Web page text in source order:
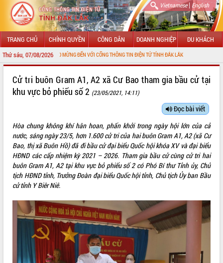
Vietnamese| English
TRANG CHỦ CHÍNH QUYỀN CÔNG DÂN DOANH NGHIỆP DU KHÁCH
Thứ sáu, 07/08/2026
CHÀO MỪNG ĐẾN VỚI CỔNG THÔNG TIN ĐIỆN TỬ TỈNH ĐẮK LẮK
LÃNH ĐẠO UBND TỈNH
SỞ, BAN, NGÀNH
UBND CÁC XÃ, PHƯỜNG
THÔNG TIN CHỈ ĐẠO ĐIỀU HÀNH
VĂN BẢN HĐND TỈNH
ĐIỂM TIN VĂN BẢN
QUY HOẠCH - KẾ HOẠCH
Cử tri buôn Gram A1, A2 xã Cư Bao tham gia bầu cử tại
khu vực bỏ phiếu số 2 (23/05/2021, 14:11)
Đọc bài viết
Hòa chung không khí hân hoan, phấn khởi trong ngày hội lớn của cả
nước, sáng ngày 23/5, hơn 1.600 cử tri của hai buôn Gram A1, A2 (xã Cư
Bao, thị xã Buôn Hồ) đã đi bầu cử đại biểu Quốc hội khóa XV và đại biểu
HĐND các cấp nhiệm kỳ 2021 – 2026. Tham gia bầu cử cùng cử tri hai
buôn Gram A1, A2 tại khu vực bỏ phiếu số 2 có Phó Bí thư Tỉnh ủy, Chủ
tịch HĐND tỉnh, Trưởng Đoàn đại biểu Quốc hội tỉnh, Chủ tịch Ủy ban Bầu
cử tỉnh Y Biêr Niê.